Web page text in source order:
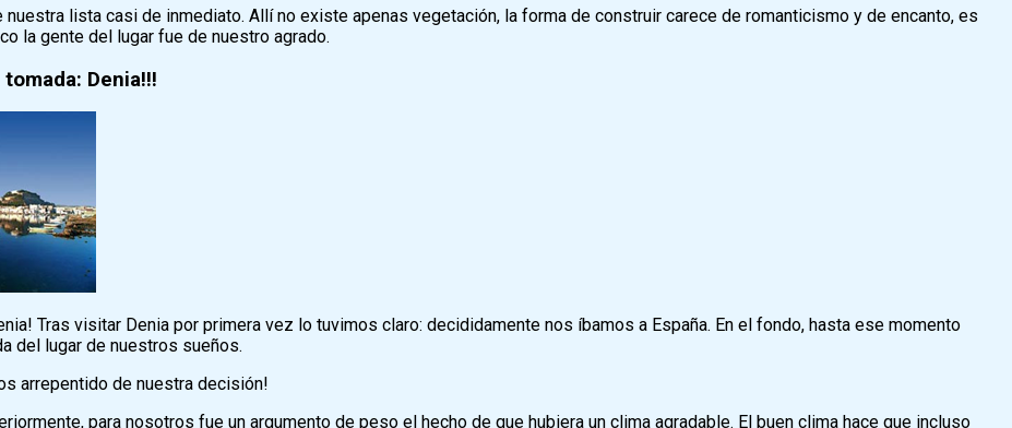
nuestra lista casi de inmediato. Allí no existe apenas vegetación, la forma de construir carece de romanticismo y de encanto, es
la gente del lugar fue de nuestro agrado.
Denia!!!
Tras visitar Denia por primera vez lo tuvimos claro: decididamente nos íbamos a España. En el fondo, hasta ese momento
del lugar de nuestros sueños.
arrepentido de nuestra decisión!
para nosotros fue un argumento de peso el hecho de que hubiera un clima agradable. El buen clima hace que incluso